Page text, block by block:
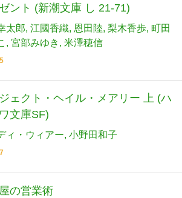
ント (新潮文庫 し 21-71)
太郎 江國香織 恩田陸 梨木香歩 町田
宮部みゆき 米澤穂信
ェクト・ヘイル・メアリー 上 (ハ
文庫SF)
ィ・ウィアー 小野田和子
の営業術